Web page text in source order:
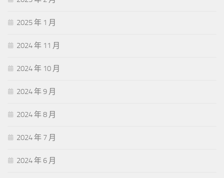
2025 年 1 月
2024 年 11 月
2024 年 10 月
2024 年 9 月
2024 年 8 月
2024 年 7 月
2024 年 6 月